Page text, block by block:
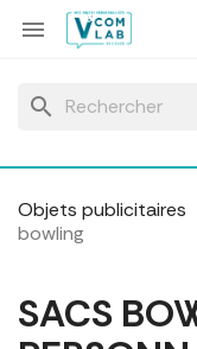

search
Objets publicitaires
bowling
SACS
Panneau de gestion